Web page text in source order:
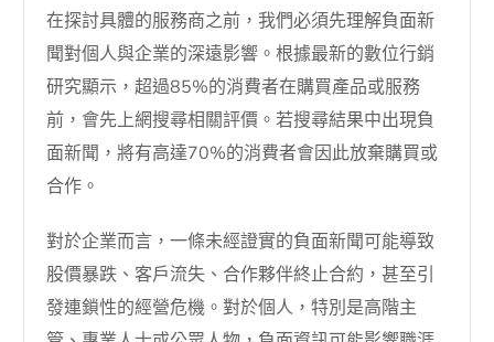
在探討具體的服務商之前，我們必須先理解負面新
聞對個人與企業的深遠影響。根據最新的數位行銷
研究顯示，超過85%的消費者在購買產品或服務
前，會先上網搜尋相關評價。若搜尋結果中出現負
面新聞，將有高達70%的消費者會因此放棄購買或
合作。
對於企業而言，一條未經證實的負面新聞可能導致
股價暴跌、客戶流失、合作夥伴終止合約，甚至引
發連鎖性的經營危機。對於個人，特別是高階主